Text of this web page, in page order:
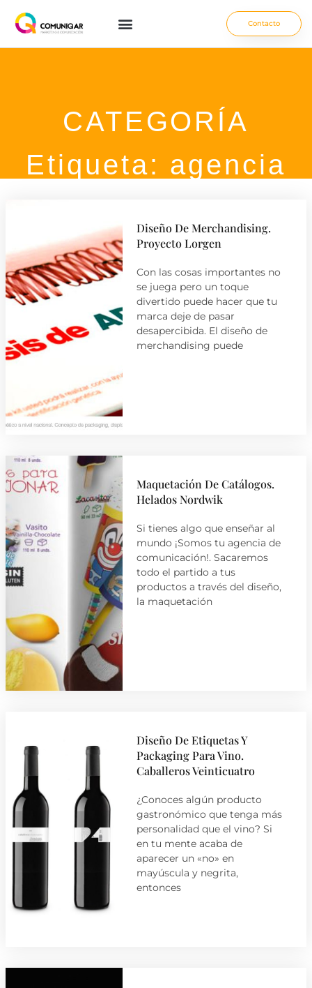
Contacto
CATEGORÍA
Etiqueta: agencia
Diseño De Merchandising.
Proyecto Lorgen
Con las cosas importantes no
se juega pero un toque
divertido puede hacer que tu
marca deje de pasar
desapercibida. El diseño de
merchandising puede
Maquetación De Catálogos.
Helados Nordwik
Si tienes algo que enseñar al
mundo ¡Somos tu agencia de
comunicación!. Sacaremos
todo el partido a tus
productos a través del diseño,
la maquetación
Diseño De Etiquetas Y
Packaging Para Vino.
Caballeros Veinticuatro
¿Conoces algún producto
gastronómico que tenga más
personalidad que el vino? Si
en tu mente acaba de
aparecer un «no» en
mayúscula y negrita,
entonces